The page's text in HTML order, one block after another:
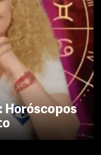
Horóscopos